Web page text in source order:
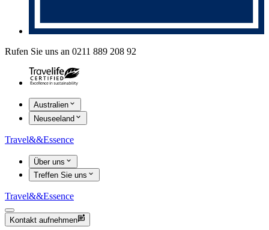
Rufen Sie uns an 0211 889 208 92
Australien
Neuseeland
Travel&&Essence
Über uns
Treffen Sie uns
Travel&&Essence
Kontakt aufnehmen